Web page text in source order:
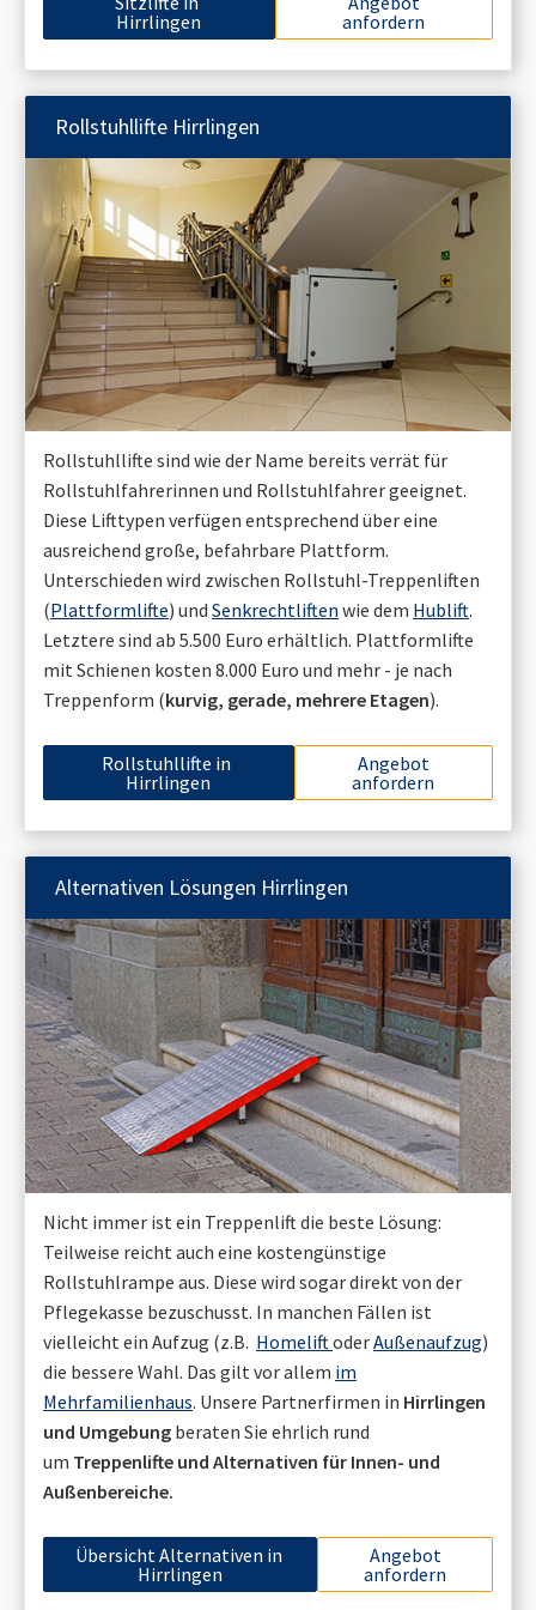
Hirrlingen
anfordern
Rollstuhllifte Hirrlingen
Rollstuhllifte sind wie der Name bereits verrät für
Rollstuhlfahrerinnen und Rollstuhlfahrer geeignet.
Diese Lifttypen verfügen entsprechend über eine
ausreichend große, befahrbare Plattform.
Unterschieden wird zwischen Rollstuhl-Treppenliften
(Plattformlifte) und Senkrechtliften wie dem Hublift.
Letztere sind ab 5.500 Euro erhältlich. Plattformlifte
mit Schienen kosten 8.000 Euro und mehr - je nach
Treppenform (kurvig, gerade, mehrere Etagen).
Rollstuhllifte in
Hirrlingen
Angebot
anfordern
Alternativen Lösungen Hirrlingen
Nicht immer ist ein Treppenlift die beste Lösung:
Teilweise reicht auch eine kostengünstige
Rollstuhlrampe aus. Diese wird sogar direkt von der
Pflegekasse bezuschusst. In manchen Fällen ist
vielleicht ein Aufzug (z.B. HomeliftoderAußenaufzug)
die bessere Wahl. Das gilt vor allem im
Mehrfamilienhaus. Unsere Partnerfirmen in Hirrlingen
und Umgebung beraten Sie ehrlich rund
um Treppenlifte und Alternativen für Innen- und
Außenbereiche.
Übersicht Alternativen in
Hirrlingen
Angebot
anfordern